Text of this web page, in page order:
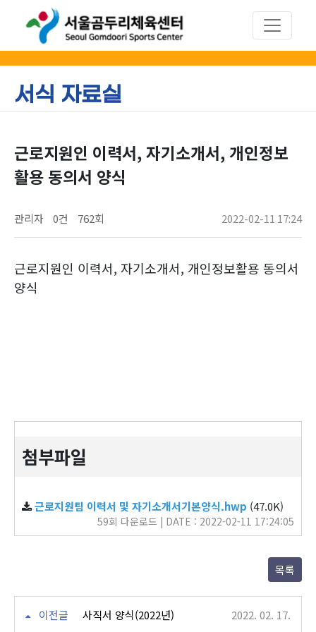
서식 자료실
근로지원인 이력서, 자기소개서, 개인정보
활용 동의서 양식
관리자 0건 762회 2022-02-11 17:24
근로지원인 이력서, 자기소개서, 개인정보활용 동의서
양식
첨부파일
근로지원팀 이력서 및 자기소개서기본양식.hwp (47.0K)
59회 다운로드 | DATE : 2022-02-11 17:24:05
목록
이전글 사직서 양식(2022년) 2022. 02. 17.